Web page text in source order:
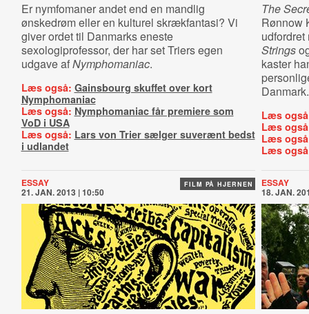
Er nymfomaner andet end en mandlig
ønskedrøm eller en kulturel skrækfantasi? Vi
giver ordet til Danmarks eneste
sexologiprofessor, der har set Triers egen
udgave afNymphomaniac.
Læs også: Gainsbourg skuffet over kort
Nymphomaniac
Læs også: Nymphomaniac får premiere som
VoD i USA
Læs også: Lars von Trier sælger suverænt bedst
i udlandet
The
Rønnow
Strings
kaster
Danmark.
Læs
Læs
Læs
Læs
FILM PÅ HJERNEN
ESSAY
21. JAN. 2013 | 10:50
ESSAY
18. JAN.